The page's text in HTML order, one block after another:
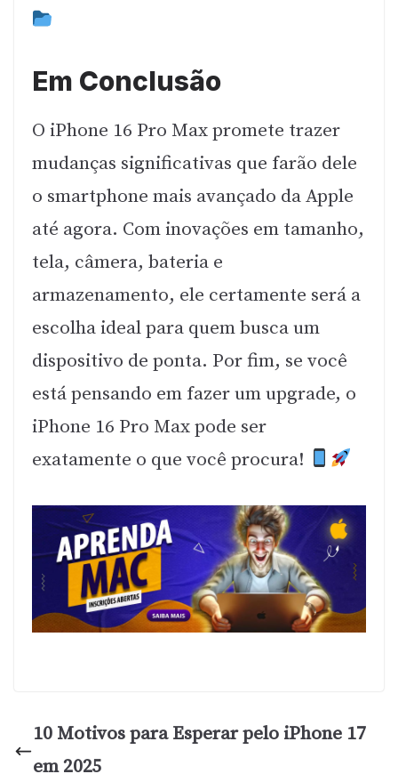
Em Conclusão
O iPhone 16 Pro Max promete trazer
mudanças significativas que farão dele
o smartphone mais avançado da Apple
até agora. Com inovações em tamanho,
tela, câmera, bateria e
armazenamento, ele certamente será a
escolha ideal para quem busca um
dispositivo de ponta. Por fim, se você
está pensando em fazer um upgrade, o
iPhone 16 Pro Max pode ser
exatamente o que você procura!
10 Motivos para Esperar pelo iPhone 17
em 2025